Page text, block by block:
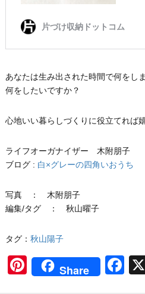
あなたは生み出された時間で何をし
何をしたいですか？
心地いい暮らしづくりに役立てれば
ライフオーガナイザー 木附朋子
ブログ : 白×グレーの四角いおうち
写真 ： 木附朋子
編集/タグ ： 秋山曜子
タグ： 秋山陽子
Pinterest
Share